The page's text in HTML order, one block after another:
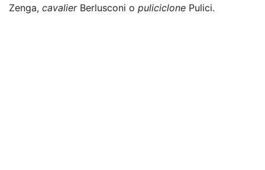
Zenga, cavalierBerlusconi o puliciclone Pulici.